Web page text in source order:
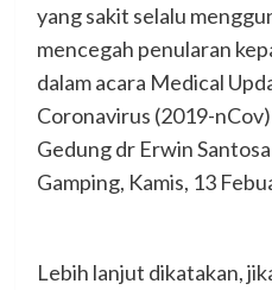
yang sakit selalu
mencegah penularan
dalam acara Medical
Coronavirus (2019-
Gedung dr Erwin
Gamping, Kamis, 13
Lebih lanjut dikatakan,